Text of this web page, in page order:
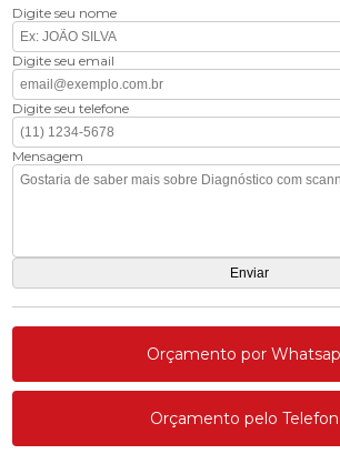
Digite seu nome
Digite seu email
Digite seu telefone
Mensagem
Orçamento por
Orçamento pelo